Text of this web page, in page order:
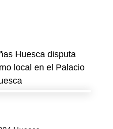
Huesca disputa
local en el Palacio